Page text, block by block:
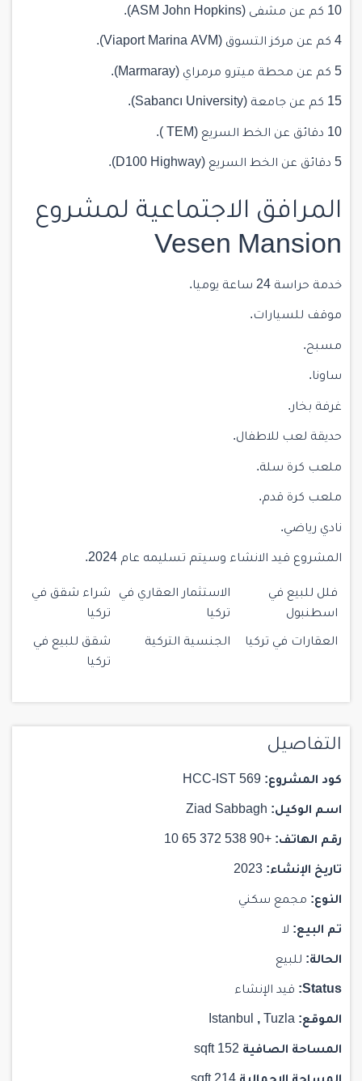
10 كم عن مشفى (ASM John Hopkins).
4 كم عن مركز التسوق (Viaport Marina AVM).
5 كم عن محطة ميترو مرمراي (Marmaray).
15 كم عن جامعة (Sabancı University).
10 دقائق عن الخط السريع (TEM ).
5 دقائق عن الخط السريع (D100 Highway).
المرافق الاجتماعية لمشروع
Vesen Mansion
خدمة حراسة 24 ساعة يوميا.
موقف للسيارات.
مسبح.
ساونا.
غرفة بخار.
حديقة لعب للاطفال.
ملعب كرة سلة.
ملعب كرة قدم.
نادي رياضي.
المشروع قيد الانشاء وسيتم تسليمه عام 2024.
فلل للبيع في
اسطنبول
الاستثمار العقاري في
تركيا
شراء شقق في
تركيا
العقارات في تركيا الجنسية التركية
شقق للبيع في
تركيا
التفاصيل
كود المشروع:
اسم الوكيل:
رقم الهاتف: +90 538 372 65 10
تاريخ الإنشاء:
النوع: مجمع سكني
تم البيع:
الحالة:
Status: قيد الإنشاء
الموقع: Istanbul , Tuzla
المساحة الصافية